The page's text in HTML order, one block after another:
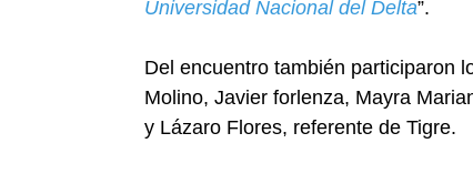
Universidad Nacional del Delta”.
Del encuentro también participaron
Molino, Javier forlenza, Mayra
y Lázaro Flores, referente de Tigre.